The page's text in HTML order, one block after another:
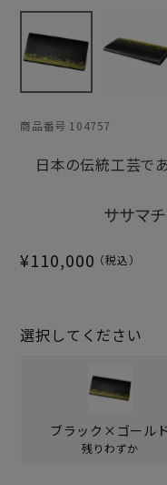
商品番号 104757
日本の伝統工芸で
ササマ
¥110,000
選択してください
ブラック×ゴールド
残りわずか